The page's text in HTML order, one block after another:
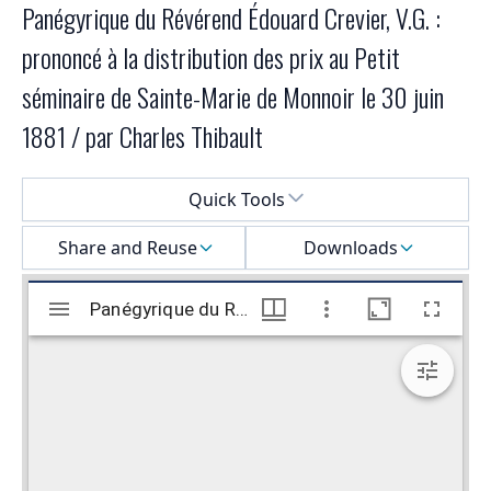
Panégyrique du Révérend Édouard Crevier, V.G. :
prononcé à la distribution des prix au Petit
séminaire de Sainte-Marie de Monnoir le 30 juin
1881 / par Charles Thibault
Quick Tools
Share and Reuse
Downloads